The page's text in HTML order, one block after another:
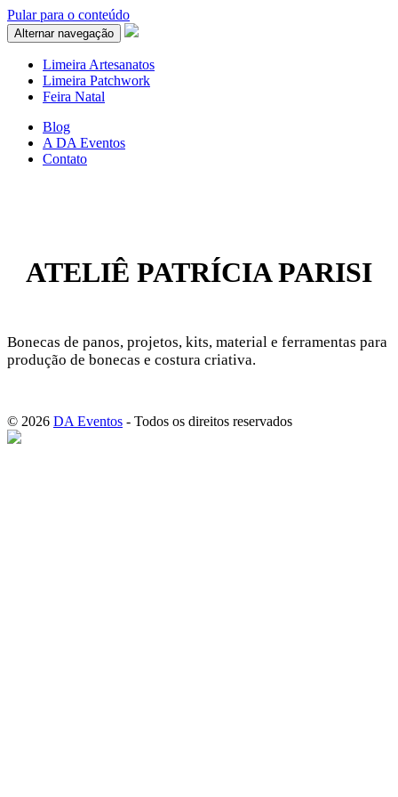
Pular para o conteúdo
Alternar navegação
Limeira Artesanatos
Limeira Patchwork
Feira Natal
Blog
A DA Eventos
Contato
ATELIÊ PATRÍCIA PARISI
Bonecas de panos, projetos, kits, material e ferramentas para
produção de bonecas e costura criativa.
© 2026 DA Eventos - Todos os direitos reservados